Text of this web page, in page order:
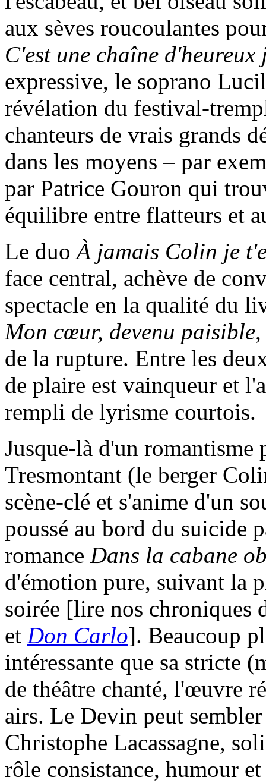
aux sèves roucoulantes
C'est une chaîne d'heureux
expressive, le soprano
révélation du festival-
chanteurs de vrais grands
dans les moyens – par
par Patrice Gouron qui
équilibre entre flatteurs et
Le duoÀ jamais Colin je
face central, achève de
spectacle en la qualité du
Mon cœur, devenu paisible
de la rupture. Entre les
de plaire est vainqueur et
rempli de lyrisme courtois.
Jusque-là d'un
Tresmontant (le berger
scène-clé et s'anime d'un
poussé au bord du suicide
romance Dans la cabane
d'émotion pure, suivant la
soirée [lire nos chroniques
et Don Carlo]. Beaucoup
intéressante que sa stricte
de théâtre chanté, l'œuvre
airs. Le Devin peut
Christophe Lacassagne,
rôle consistance, humour